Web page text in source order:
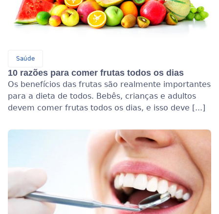
Saúde
10 razões para comer frutas todos os dias
Os benefícios das frutas são realmente importantes
para a dieta de todos. Bebês, crianças e adultos
devem comer frutas todos os dias, e isso deve [...]